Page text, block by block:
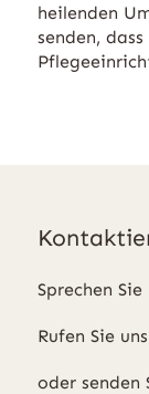
heilenden
senden,
Sprechen
Rufen Sie
oder senden